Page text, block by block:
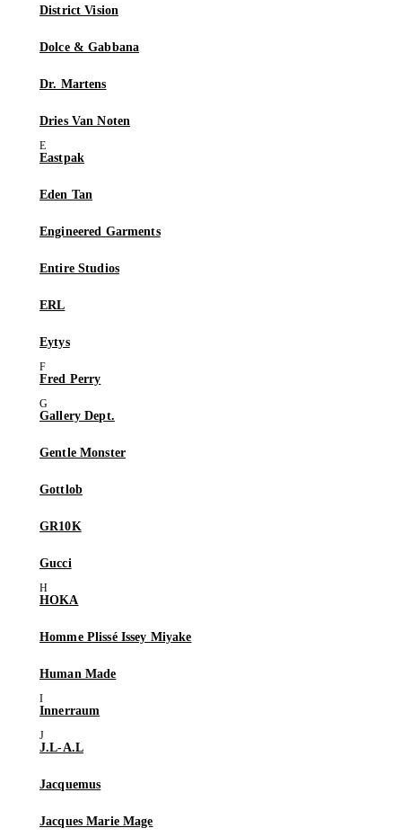
District Vision
Dolce & Gabbana
Dr. Martens
Dries Van Noten
Eastpak
Eden Tan
Engineered Garments
Entire Studios
ERL
Eytys
Fred Perry
Gallery Dept.
Gentle Monster
Gottlob
GR10K
Gucci
HOKA
Homme Plissé Issey Miyake
Human Made
Innerraum
J.L-A.L
Jacquemus
Jacques Marie Mage